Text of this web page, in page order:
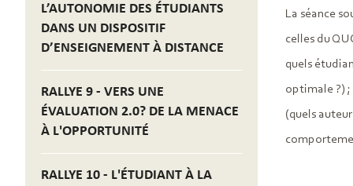
L’AUTONOMIE DES ÉTUDIANTS
DANS UN DISPOSITIF
D’ENSEIGNEMENT À DISTANCE
RALLYE 9 - VERS UNE
ÉVALUATION 2.0? DE LA MENACE
À L'OPPORTUNITÉ
RALLYE 10 - L'ÉTUDIANT À LA
La séance
celles du
quels
optimale ?) ;
(quels